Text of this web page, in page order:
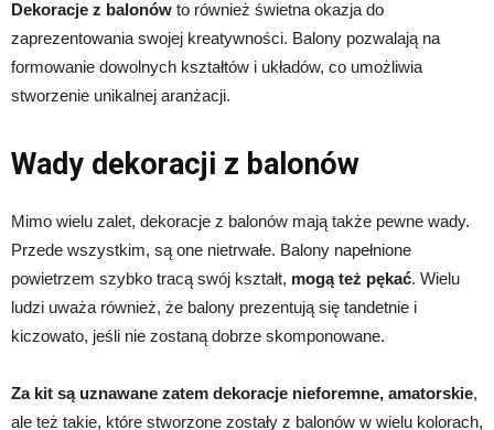
Dekoracje z balonów to również świetna okazja do
zaprezentowania swojej kreatywności. Balony pozwalają na
formowanie dowolnych kształtów i układów, co umożliwia
stworzenie unikalnej aranżacji.
Wady dekoracji z balonów
Mimo wielu zalet, dekoracje z balonów mają także pewne wady.
Przede wszystkim, są one nietrwałe. Balony napełnione
powietrzem szybko tracą swój kształt, mogą też pękać. Wielu
ludzi uważa również, że balony prezentują się tandetnie i
kiczowato, jeśli nie zostaną dobrze skomponowane.
Za kit są uznawane zatem dekoracje nieforemne, amatorskie,
ale też takie, które stworzone zostały z balonów w wielu kolorach,